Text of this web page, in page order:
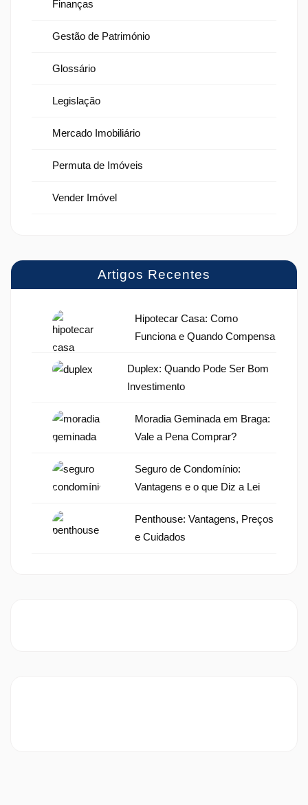
Finanças
Gestão de Património
Glossário
Legislação
Mercado Imobiliário
Permuta de Imóveis
Vender Imóvel
Artigos Recentes
Hipotecar Casa: Como
Funciona e Quando Compensa
Duplex: Quando Pode Ser Bom
Investimento
Moradia Geminada em Braga:
Vale a Pena Comprar?
Seguro de Condomínio:
Vantagens e o que Diz a Lei
Penthouse: Vantagens, Preços
e Cuidados